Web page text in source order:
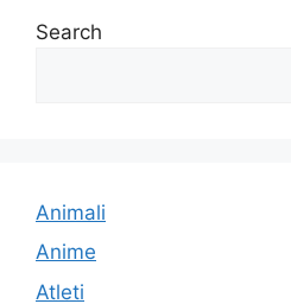
Search
Animali
Anime
Atleti